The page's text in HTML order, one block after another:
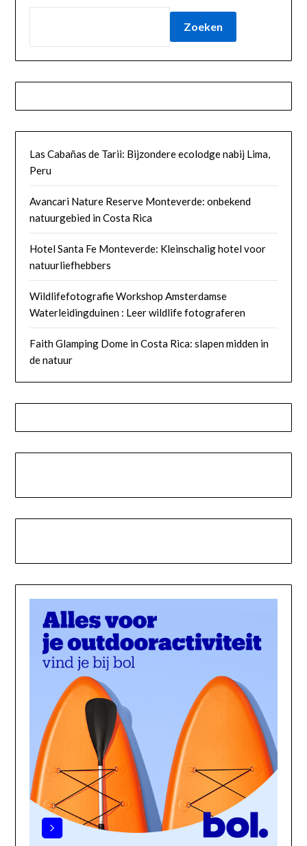
Zoeken
Las Cabañas de Tarii: Bijzondere ecolodge nabij Lima,
Peru
Avancari Nature Reserve Monteverde: onbekend
natuurgebied in Costa Rica
Hotel Santa Fe Monteverde: Kleinschalig hotel voor
natuurliefhebbers
Wildlifefotografie Workshop Amsterdamse
Waterleidingduinen : Leer wildlife fotograferen
Faith Glamping Dome in Costa Rica: slapen midden in
de natuur